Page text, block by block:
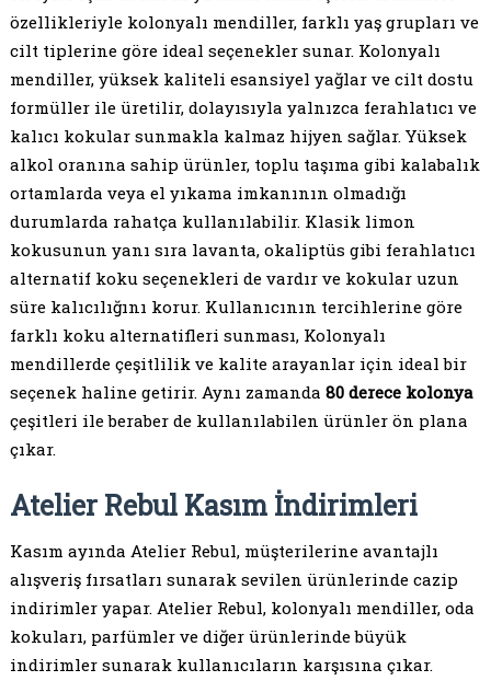
özellikleriyle kolonyalı mendiller, farklı yaş grupları ve
cilt tiplerine göre ideal seçenekler sunar. Kolonyalı
mendiller, yüksek kaliteli esansiyel yağlar ve cilt dostu
formüller ile üretilir, dolayısıyla yalnızca ferahlatıcı ve
kalıcı kokular sunmakla kalmaz hijyen sağlar. Yüksek
alkol oranına sahip ürünler, toplu taşıma gibi kalabalık
ortamlarda veya el yıkama imkanının olmadığı
durumlarda rahatça kullanılabilir. Klasik limon
kokusunun yanı sıra lavanta, okaliptüs gibi ferahlatıcı
alternatif koku seçenekleri de vardır ve kokular uzun
süre kalıcılığını korur. Kullanıcının tercihlerine göre
farklı koku alternatifleri sunması, Kolonyalı
mendillerde çeşitlilik ve kalite arayanlar için ideal bir
seçenek haline getirir. Aynı zamanda 80 derece kolonya
çeşitleri ile beraber de kullanılabilen ürünler ön plana
çıkar.
Atelier Rebul Kasım İndirimleri
Kasım ayında Atelier Rebul, müşterilerine avantajlı
alışveriş fırsatları sunarak sevilen ürünlerinde cazip
indirimler yapar. Atelier Rebul, kolonyalı mendiller, oda
kokuları, parfümler ve diğer ürünlerinde büyük
indirimler sunarak kullanıcıların karşısına çıkar.